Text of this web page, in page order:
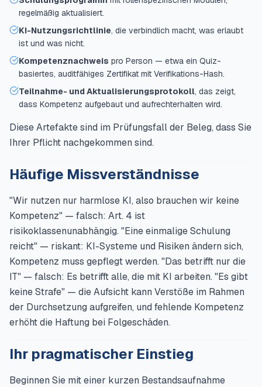
regelmäßig aktualisiert.
KI-Nutzungsrichtlinie, die verbindlich macht, was erlaubt
ist und was nicht.
Kompetenznachweis pro Person — etwa ein Quiz-
basiertes, auditfähiges Zertifikat mit Verifikations-Hash.
Teilnahme- und Aktualisierungsprotokoll, das zeigt,
dass Kompetenz aufgebaut und aufrechterhalten wird.
Diese Artefakte sind im Prüfungsfall der Beleg, dass Sie
Ihrer Pflicht nachgekommen sind.
Häufige Missverständnisse
"Wir nutzen nur harmlose KI, also brauchen wir keine
Kompetenz" — falsch: Art. 4 ist
risikoklassenunabhängig. "Eine einmalige Schulung
reicht" — riskant: KI-Systeme und Risiken ändern sich,
Kompetenz muss gepflegt werden. "Das betrifft nur die
IT" — falsch: Es betrifft alle, die mit KI arbeiten. "Es gibt
keine Strafe" — die Aufsicht kann Verstöße im Rahmen
der Durchsetzung aufgreifen, und fehlende Kompetenz
erhöht die Haftung bei Folgeschäden.
Ihr pragmatischer Einstieg
Beginnen Sie mit einer kurzen Bestandsaufnahme